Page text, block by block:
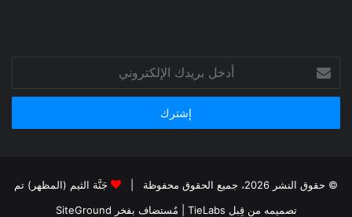
بريدك
الإلكتروني
© حقوق النشر 2026، جميع الحقوق محفوظة |
جَنَّة الثيم (المظهر) تم
تصميمه من قِبل TieLabs
| مُستضاف بفخر SiteGround